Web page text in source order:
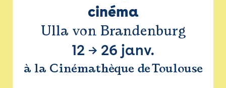
cinéma
Ulla von Brandenburg
12 → 26 janv.
à la Cinémathèque de Toulouse